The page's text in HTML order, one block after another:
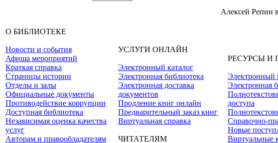
Алексей Репин
О БИБЛИОТЕКЕ
Новости и события
Афиша мероприятий
Краткая справка
Страницы истории
Отделы и залы
Официальные документы
Противодействие коррупции
Доступная библиотека
Независимая оценка качества
услуг
Авторам и правообладателям
УСЛУГИ ОНЛАЙН
Электронный каталог
Электронная библиотека
Электронная доставка
документов
Продление книг онлайн
Предварительный заказ книг
Виртуальная справка
ЧИТАТЕЛЯМ
РЕСУРСЫ И
Электронный
Электронная
доступа
Справочно-
Новые
Виртуальные